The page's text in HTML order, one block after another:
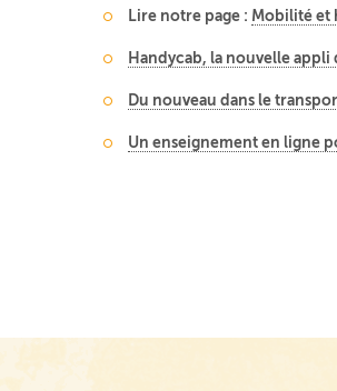
Lire notre page : Mobilité et
Handycab, la nouvelle
Du nouveau dans le
Un enseignement en ligne